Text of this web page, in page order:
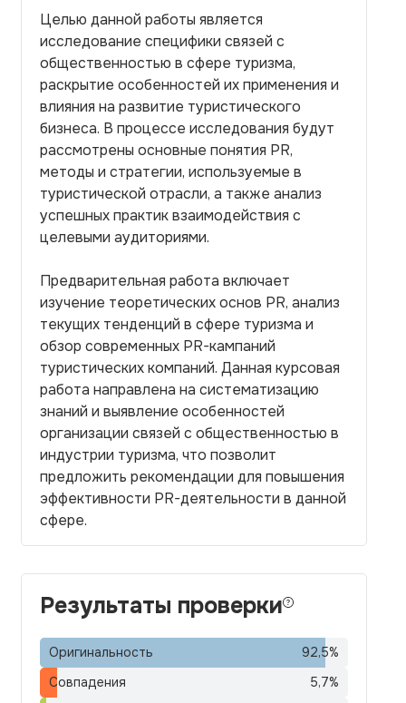
Целью данной работы является
исследование специфики связей с
общественностью в сфере туризма,
раскрытие особенностей их применения и
влияния на развитие туристического
бизнеса. В процессе исследования будут
рассмотрены основные понятия PR,
методы и стратегии, используемые в
туристической отрасли, а также анализ
успешных практик взаимодействия с
целевыми аудиториями.
Предварительная работа включает
изучение теоретических основ PR, анализ
текущих тенденций в сфере туризма и
обзор современных PR-кампаний
туристических компаний. Данная курсовая
работа направлена на систематизацию
знаний и выявление особенностей
организации связей с общественностью в
индустрии туризма, что позволит
предложить рекомендации для повышения
эффективности PR-деятельности в данной
сфере.
Результаты проверки
Оригинальность 92,5%
Совпадения
5,7%